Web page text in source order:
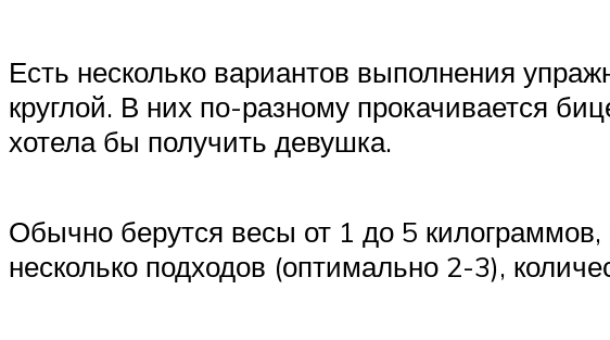
Есть несколько вариантов выполнения
круглой. В них по-разному прокачивается
хотела бы получить девушка.
Обычно берутся весы от 1 до 5 килограммов,
несколько подходов (оптимально 2-3),